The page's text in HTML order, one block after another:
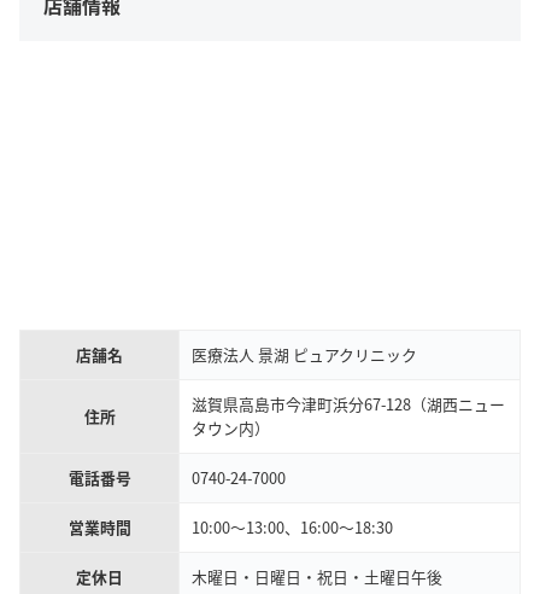
店舗名 医療法人 景湖 ピュアクリニック
住所
滋賀県高島市今津町浜分67-128（湖西ニュー
タウン内）
電話番号 0740-24-7000
営業時間 10:00〜13:00、16:00～18:30
定休日 木曜日・日曜日・祝日・土曜日午後